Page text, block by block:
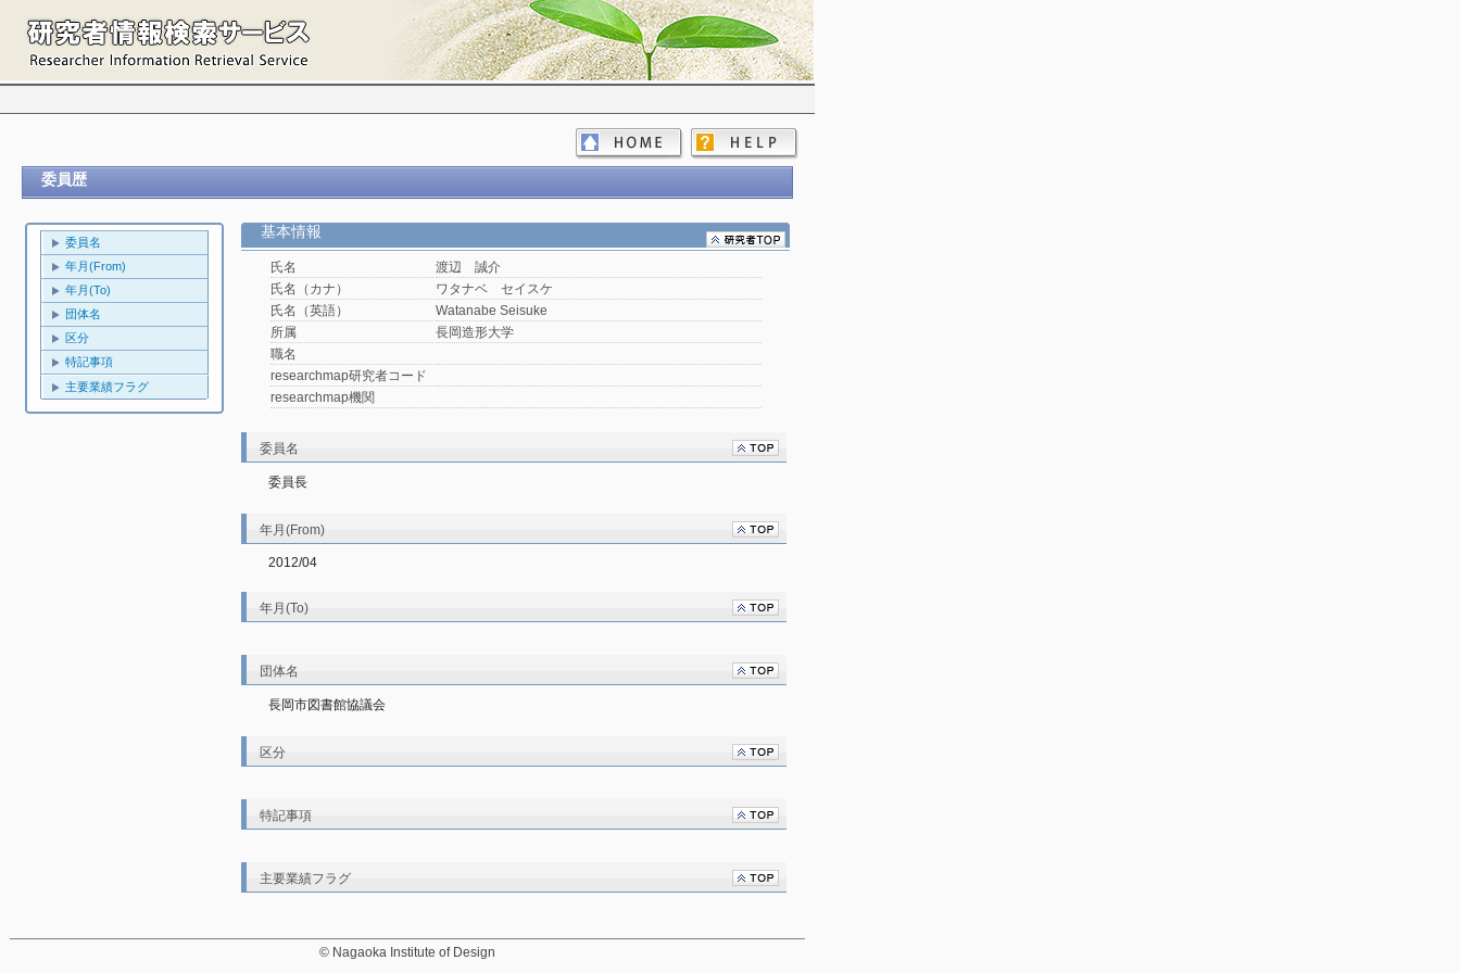
委員歴
委員名
年月(From)
年月(To)
団体名
区分
特記事項
主要業績フラグ
基本情報
氏名
渡辺 誠介
氏名（カナ）
ワタナベ セイスケ
氏名（英語）
Watanabe Seisuke
所属
長岡造形大学
職名
researchmap研究者コード
researchmap機関
委員名
委員長
年月(From)
2012/04
年月(To)
団体名
長岡市図書館協議会
区分
特記事項
主要業績フラグ